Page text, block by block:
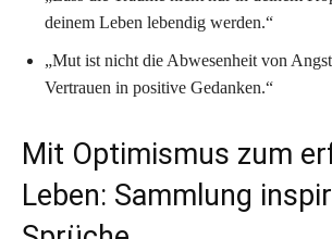
deinem Leben lebendig werden.“
„Mut ist nicht die Abwesenheit von
Vertrauen in positive Gedanken.“
Mit Optimismus zum
Leben: Sammlung